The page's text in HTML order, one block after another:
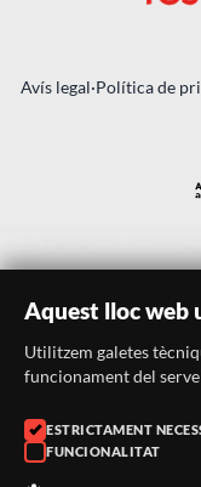
Avís legal·Política de
Correu:
Aquest lloc web
Utilitzem galetes
funcionament del
ESTRICTAMENT
FUNCIONALITAT